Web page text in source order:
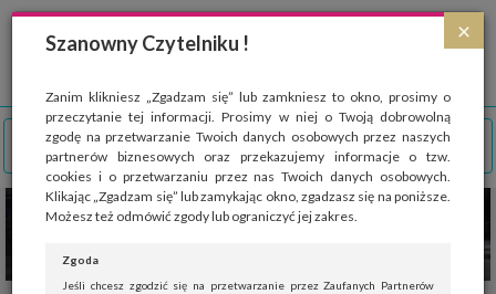
×
Szanowny Czytelniku !
Zanim klikniesz „Zgadzam się” lub zamkniesz to okno, prosimy o
przeczytanie tej informacji. Prosimy w niej o Twoją dobrowolną
zgodę na przetwarzanie Twoich danych osobowych przez naszych
partnerów biznesowych oraz przekazujemy informacje o tzw.
cookies i o przetwarzaniu przez nas Twoich danych osobowych.
Klikając „Zgadzam się” lub zamykając okno, zgadzasz się na poniższe.
Możesz też odmówić zgody lub ograniczyć jej zakres.
Zgoda
Jeśli chcesz zgodzić się na przetwarzanie przez Zaufanych Partnerów
Strona wykorzystuje pliki cookies, które służą głównie do celów statystycznych.
Wyrażając zgodę na używanie 'cookies', zezwalasz na zapisanie ich w pamięci
przeglądarki. Przejdź do
polityki cookies